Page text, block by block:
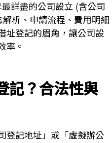
詳盡的公司設立 (含公司
析、申請流程、費用明細
址登記的眉角，讓公司設
率。
記？合法性與
登記地址」或「虛擬辦公